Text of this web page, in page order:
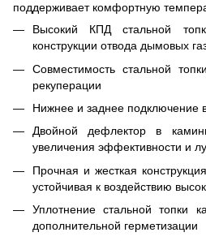
поддерживает комфортную
Высокий КПД стальной
конструкции отвода дымовых
Совместимость стальной
рекуперации
Нижнее и заднее подключение
Двойной дефлектор в
увеличения эффективности и
Прочная и жесткая
устойчивая к воздействию
Уплотнение стальной топки
дополнительной герметизации